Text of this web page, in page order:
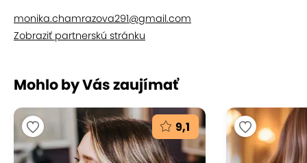
monika.chamrazova291@gmail.com
Zobraziť partnerskú stránku
Mohlo by Vás zaujímať
9,1